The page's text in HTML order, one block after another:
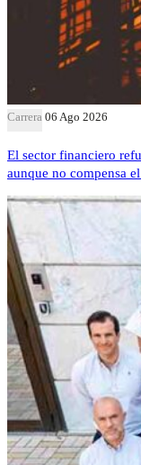
Carrera 06 Ago 2026
El sector financiero
aunque no compensa